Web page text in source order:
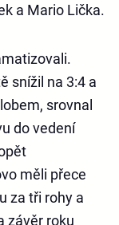
a Mario Lička.
snížil na 3:4 a
srovnal
do vedení
měli přece
za tři rohy a
závěr roku